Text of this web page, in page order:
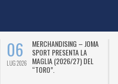
06
LUG 2026
MERCHANDISING – JOMA
SPORT PRESENTA LA
MAGLIA (2026/27) DEL
“TORO”.